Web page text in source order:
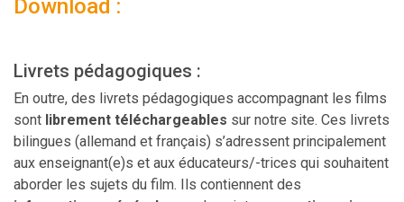
Download :
Livrets pédagogiques :
En outre, des livrets pédagogiques accompagnant les films
sont librement téléchargeables sur notre site. Ces livrets
bilingues (allemand et français) s’adressent principalement
aux enseignant(e)s et aux éducateurs/-trices qui souhaitent
aborder les sujets du film. Ils contiennent des